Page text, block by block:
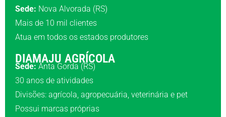
Sede: Nova Alvorada (RS)
Mais de 10 mil clientes
Atua em todos os estados produtores
DIAMAJU AGRÍCOLA
Sede: Anta Gorda (RS)
30 anos de atividades
Divisões: agrícola, agropecuária, veterinária e pet
Possui marcas próprias